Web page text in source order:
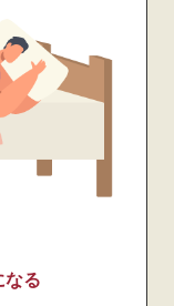
なる